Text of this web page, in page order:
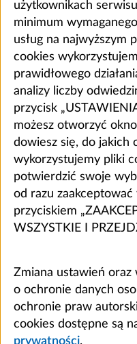
użytkownikach
minimum
usług na najwyższym
cookies
prawidłowego
analizy liczby
przycisk
możesz otworzyć
dowiesz się, do jakich
wykorzystujemy pliki
potwierdzić swoje
od razu
przyciskiem
WSZYSTKIE I
Zmiana ustawień
o ochronie danych
ochronie praw
cookies dostępne są
prywatności.